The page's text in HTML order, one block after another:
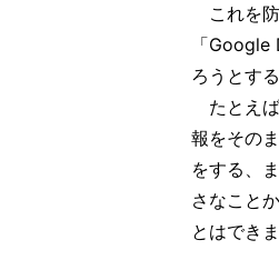
これを防
「
ろうとす
たとえ
報をその
をする、
さなこと
とはできま